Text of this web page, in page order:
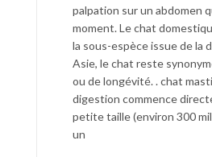
palpation sur un abdomen
moment. Le chat
la sous-espèce issue de la
Asie, le chat reste
ou de longévité. . chat
digestion commence
petite taille (environ 300
un